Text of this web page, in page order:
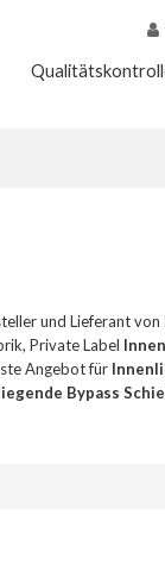
und Lieferant von
Private Label
Angebot für
Bypass